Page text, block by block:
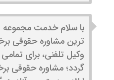
ترین مشاوره حقوقی
گردد؛ مشاوره حقوقی